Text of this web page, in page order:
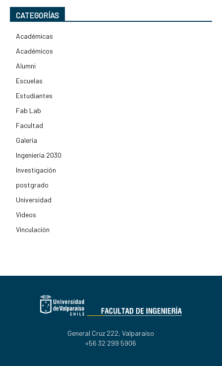
CATEGORÍAS
Académicas
Académicos
Alumni
Escuelas
Estudiantes
Fab Lab
Facultad
Galería
Ingeniería 2030
Investigación
postgrado
Universidad
Videos
Vinculación
General Cruz 222, Valparaíso
+56 32 299 5906